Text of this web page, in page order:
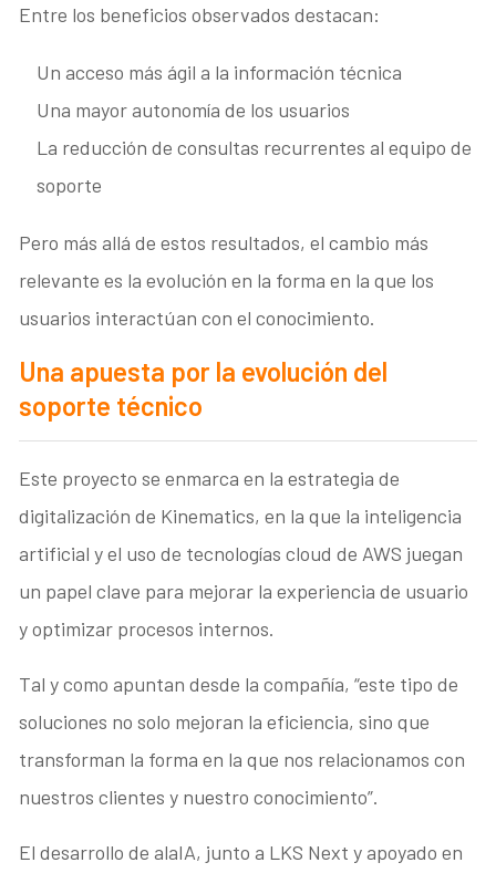
Entre los beneficios observados destacan:
Un acceso más ágil a la información técnica
Una mayor autonomía de los usuarios
La reducción de consultas recurrentes al equipo de
soporte
Pero más allá de estos resultados, el cambio más
relevante es la evolución en la forma en la que los
usuarios interactúan con el conocimiento.
Una apuesta por la evolución del
soporte técnico
Este proyecto se enmarca en la estrategia de
digitalización de Kinematics, en la que la inteligencia
artificial y el uso de tecnologías cloud de AWS juegan
un papel clave para mejorar la experiencia de usuario
y optimizar procesos internos.
Tal y como apuntan desde la compañía, “este tipo de
soluciones no solo mejoran la eficiencia, sino que
transforman la forma en la que nos relacionamos con
nuestros clientes y nuestro conocimiento”.
El desarrollo de alaIA, junto a LKS Next y apoyado en